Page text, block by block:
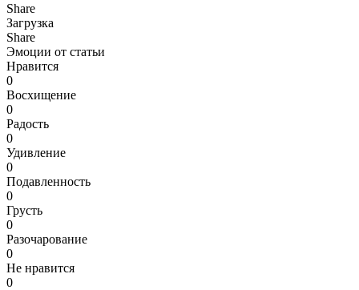
Share
Загрузка
Share
Эмоции от статьи
Нравится
0
Восхищение
0
Радость
0
Удивление
0
Подавленность
0
Грусть
0
Разочарование
0
Не нравится
0